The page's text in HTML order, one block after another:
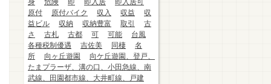
身
危険 即 即入居
即入居可
原付
原付バイク 収入 収益
収
益ビル
収納 収納豊富 取引
古
さ
古札 古都 可 可能
台風
各種税制優遇
吉佐美 同棲
名
所
向ヶ丘遊園
向ケ丘遊園、登戸、
たまプラーザ、溝の口、小田急線、南
武線、田園都市線、大井町線、戸建